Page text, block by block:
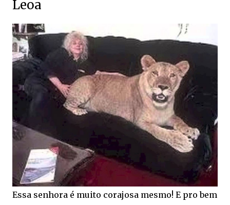
Leoa
Essa senhora é muito corajosa mesmo! E pro bem